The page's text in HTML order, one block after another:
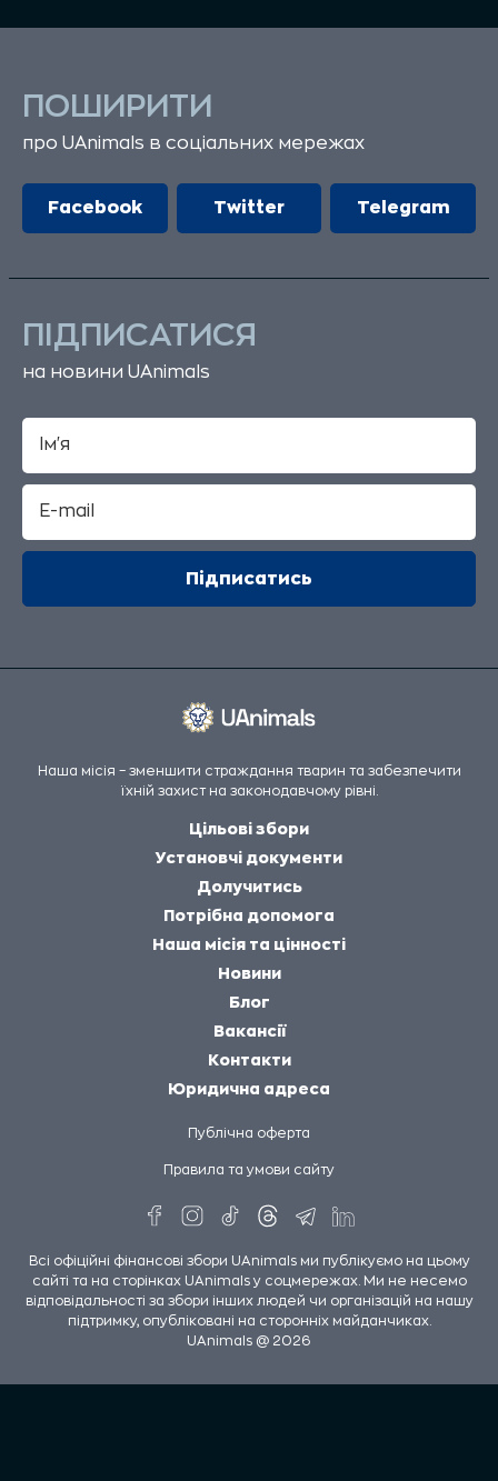
ПОШИРИТИ
про UAnimals в соціальних мережах
Facebook Twitter Telegram
ПІДПИСАТИСЯ
на новини UAnimals
Наша місія – зменшити страждання тварин та забезпечити
їхній захист на законодавчому рівні.
Цільові збори
Установчі документи
Долучитись
Потрібна допомога
Наша місія та цінності
Новини
Блог
Вакансії
Контакти
Юридична адреса
Публічна оферта
Правила та умови сайту
Всі офіційні фінансові збори UAnimals ми публікуємо на цьому
сайті та на сторінках UAnimals у соцмережах. Ми не несемо
відповідальності за збори інших людей чи організацій на нашу
підтримку, опубліковані на сторонніх майданчиках.
UAnimals @ 2026